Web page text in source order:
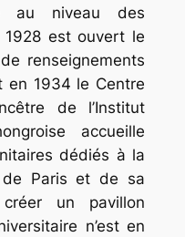
au niveau des
est ouvert le
renseignements
en 1934 le Centre
de l’Institut
accueille
dédiés à la
de Paris et de sa
un pavillon
n’est en